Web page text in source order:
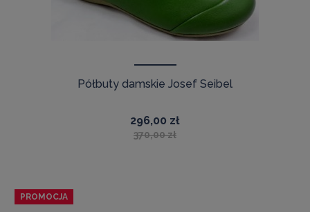
Półbuty damskie Josef Seibel
296,00 zł
370,00 zł
PROMOCJA